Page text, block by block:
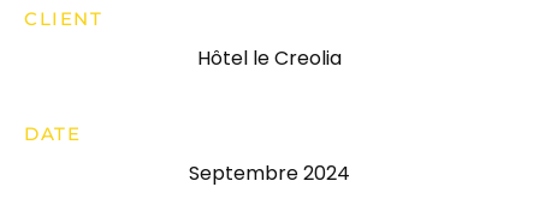
CLIENT
Hôtel le Creolia
DATE
Septembre 2024